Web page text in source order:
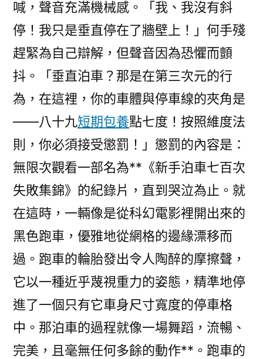
喊，聲音充滿機械感。「我、我沒有斜
停！我只是垂直停在了牆壁上！」何手殘
趕緊為自己辯解，但聲音因為恐懼而顫
抖。「垂直泊車？那是在第三次元的行
為，在這裡，你的車體與停車線的夾角是
——八十九短期包養點七度！按照維度法
則，你必須接受懲罰！」懲罰的內容是：
無限次觀看一部名為**《新手泊車七百次
失敗集錦》的紀錄片，直到哭泣為止。就
在這時，一輛像是從科幻電影裡開出來的
黑色跑車，優雅地從網格的邊緣漂移而
過。跑車的輪胎發出令人陶醉的摩擦聲，
它以一種近乎蔑視重力的姿態，精準地停
進了一個只有它車身尺寸寬度的停車格
中。那泊車的過程就像一場舞蹈，流暢、
完美，且毫無任何多餘的動作**。跑車的